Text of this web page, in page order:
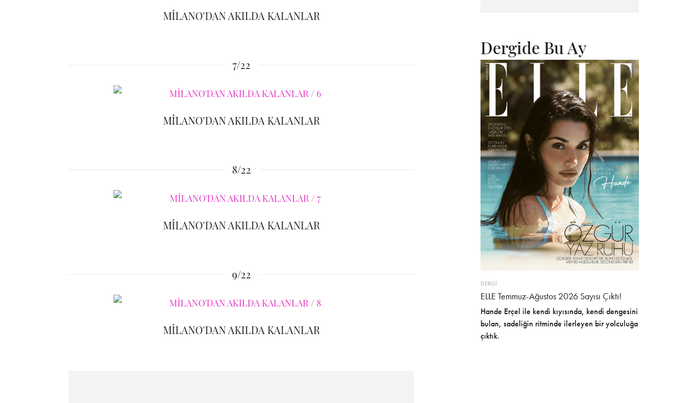
MİLANO'DAN AKILDA KALANLAR
7/22
MİLANO'DAN AKILDA KALANLAR
8/22
MİLANO'DAN AKILDA KALANLAR
9/22
MİLANO'DAN AKILDA KALANLAR
Dergide Bu Ay
DERGİ
ELLE Temmuz-Ağustos 2026 Sayısı Çıktı!
Hande Erçel ile kendi kıyısında, kendi dengesini
bulan, sadeliğin ritminde ilerleyen bir yolculuğa
çıktık.